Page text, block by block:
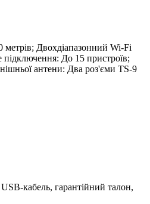
метрів; Двохдіапазонний Wi-Fi
До 15 пристроїв;
антени: Два роз'єми TS-9
кабель, гарантійний талон,